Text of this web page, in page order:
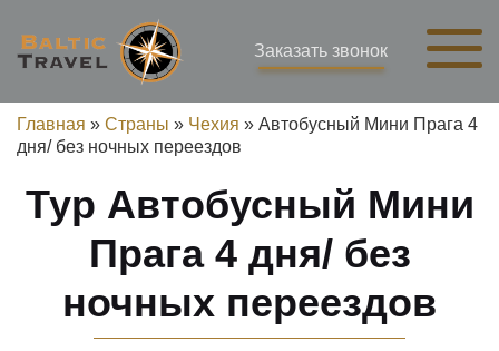
Заказать звонок
Главная » Страны » Чехия » Автобусный Мини Прага 4
дня/ без ночных переездов
Тур Автобусный Мини
Прага 4 дня/ без
ночных переездов